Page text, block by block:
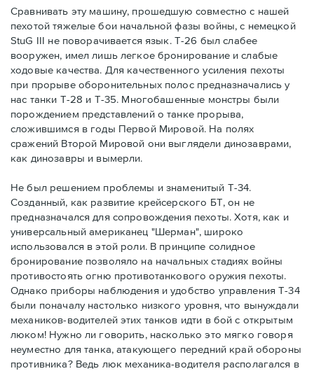
Сравнивать эту машину, прошедшую совместно с нашей
пехотой тяжелые бои начальной фазы войны, с немецкой
StuG III не поворачивается язык. Т-26 был слабее
вооружен, имел лишь легкое бронирование и слабые
ходовые качества. Для качественного усиления пехоты
при прорыве оборонительных полос предназначались у
нас танки Т-28 и Т-35. Многобашенные монстры были
порождением представлений о танке прорыва,
сложившимся в годы Первой Мировой. На полях
сражений Второй Мировой они выглядели динозаврами,
как динозавры и вымерли.
Не был решением проблемы и знаменитый Т-34.
Созданный, как развитие крейсерского БТ, он не
предназначался для сопровождения пехоты. Хотя, как и
универсальный американец "Шерман", широко
использовался в этой роли. В принципе солидное
бронирование позволяло на начальных стадиях войны
противостоять огню противотанкового оружия пехоты.
Однако приборы наблюдения и удобство управления Т-34
были поначалу настолько низкого уровня, что вынуждали
механиков-водителей этих танков идти в бой с открытым
люком! Нужно ли говорить, насколько это мягко говоря
неуместно для танка, атакующего передний край обороны
противника? Ведь люк механика-водителя располагался в